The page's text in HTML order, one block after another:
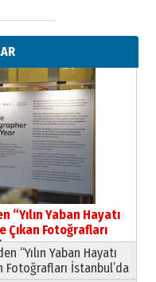
Şirin’e
“Yılın Yaban Hayatı
Çıkan Fotoğrafları
“Yılın Yaban Hayatı
Fotoğrafları İstanbul’da